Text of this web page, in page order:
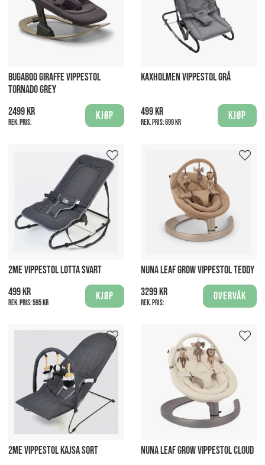
BUGABOO GIRAFFE VIPPESTOL
TORNADO GREY
2499 kr
Rek. pris:
Kjøp
KAXHOLMEN VIPPESTOL GRÅ
499 kr
Rek. pris:699 kr
Kjøp
2ME VIPPESTOL LOTTA SVART
499 kr
Rek. pris:595 kr
Kjøp
NUNA LEAF GROW VIPPESTOL TEDDY
3299 kr
Rek. pris:
Overvåk
2ME VIPPESTOL KAJSA SORT
NUNA LEAF GROW VIPPESTOL CLOUD